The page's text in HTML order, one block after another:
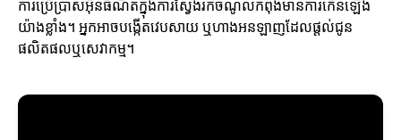
ការប្រើប្រាស់អ៊ីនធឺណិតក្នុងការស្វែងរកចំណូលកំពុងមានការកើនឡើង
យ៉ាងខ្លាំង។ អ្នកអាចបង្កើតវេបសាយ ឬហាងអនឡាញដែលផ្តល់ជូន
ផលិតផលឬសេវាកម្ម។